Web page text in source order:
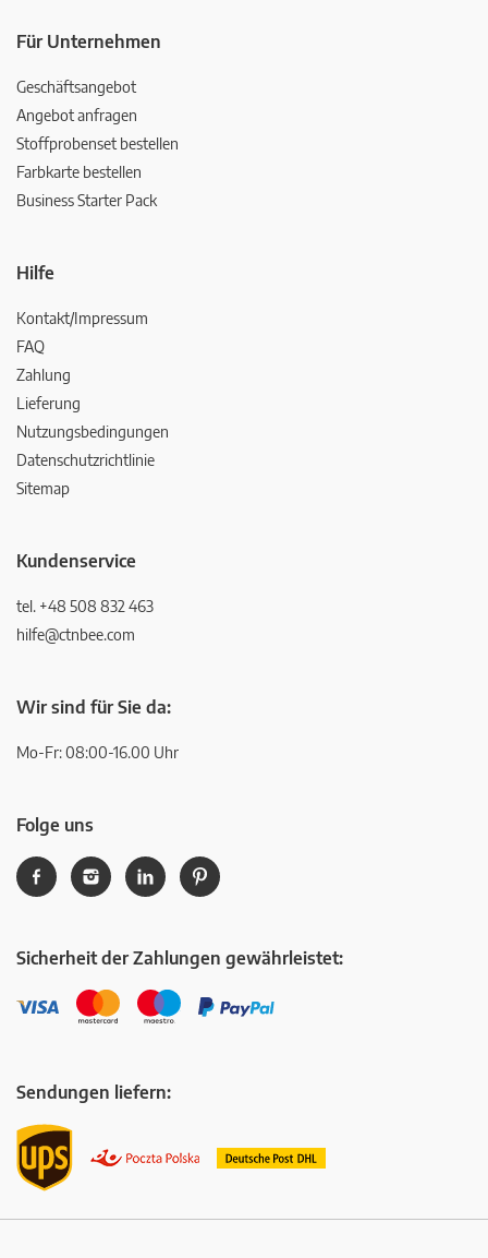
Für Unternehmen
Geschäftsangebot
Angebot anfragen
Stoffprobenset bestellen
Farbkarte bestellen
Business Starter Pack
Hilfe
Kontakt/Impressum
FAQ
Zahlung
Lieferung
Nutzungsbedingungen
Datenschutzrichtlinie
Sitemap
Kundenservice
tel. +48 508 832 463
hilfe@ctnbee.com
Wir sind für Sie da:
Mo-Fr: 08:00-16.00 Uhr
Folge uns
Sicherheit der Zahlungen gewährleistet:
Sendungen liefern: